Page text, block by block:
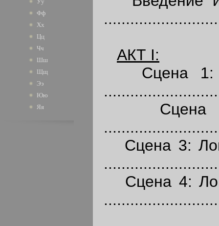
Фф
Хх
Цц
Чч
Шш
Щщ
Ээ
Юю
Яя
АКТ I:
Сцена 1:
Сцена 2:
Сцена 3:
Сцена 4: